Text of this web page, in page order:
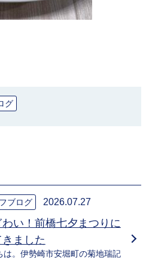
グ
ブログ 2026.07.27
わい！前橋七夕まつりに
ました
は。伊勢崎市安堀町の菊地瑞記